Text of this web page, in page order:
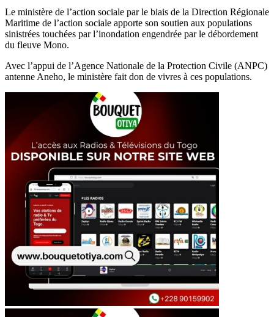
Message
Le ministère de l’action sociale par le biais de la Direction Régionale
Maritime de l’action sociale apporte son soutien aux populations
sinistrées touchées par l’inondation engendrée par le débordement
du fleuve Mono.
Avec l’appui de l’Agence Nationale de la Protection Civile (ANPC)
antenne Aneho, le ministère fait don de vivres à ces populations.